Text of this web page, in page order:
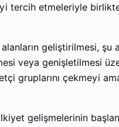
tercih etmeleriyle
geliştirilmesi, şu
veya genişletilmesi
gruplarını çekmeyi
gelişmelerinin